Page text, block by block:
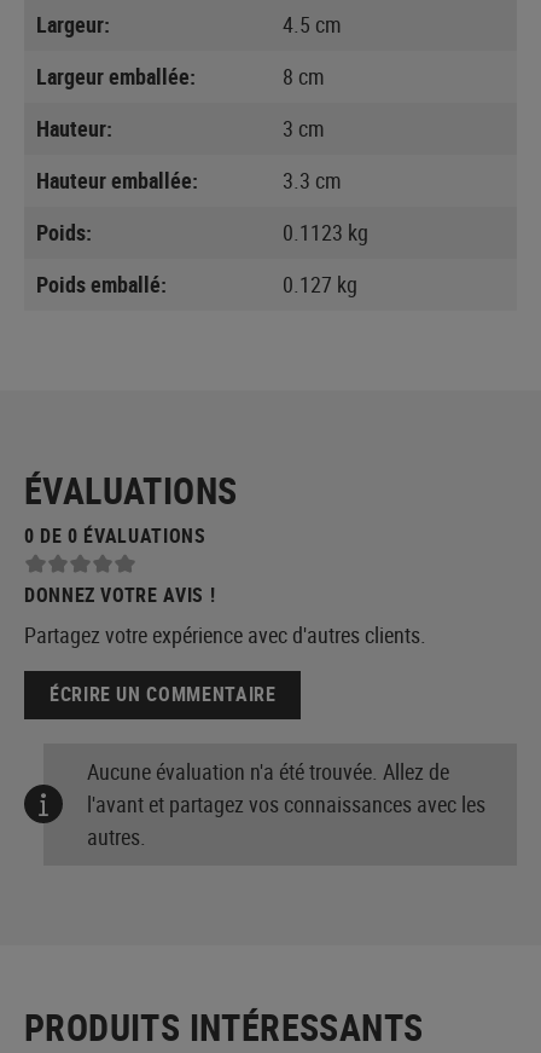
Largeur:
4.5 cm
Largeur emballée:
8 cm
Hauteur:
3 cm
Hauteur emballée:
3.3 cm
Poids:
0.1123 kg
Poids emballé:
0.127 kg
ÉVALUATIONS
0 DE 0 ÉVALUATIONS
DONNEZ VOTRE AVIS !
Partagez votre expérience avec d'autres clients.
ÉCRIRE UN COMMENTAIRE
Aucune évaluation n'a été trouvée. Allez de
l'avant et partagez vos connaissances avec les
autres.
PRODUITS INTÉRESSANTS